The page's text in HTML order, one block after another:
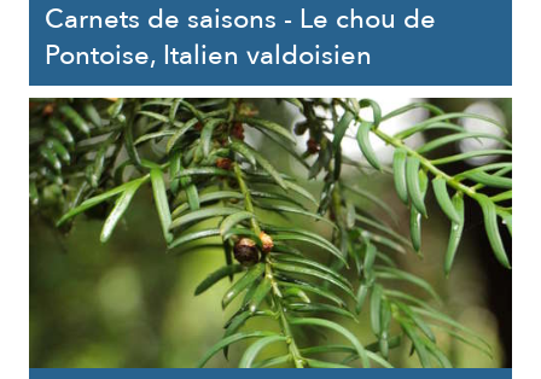
Carnets de saisons - Le chou de
Pontoise, Italien valdoisien